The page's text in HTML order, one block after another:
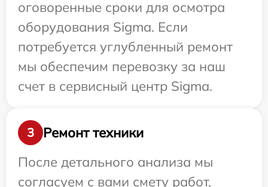
оговоренные сроки для осмотра
оборудования Sigma. Если
потребуется углубленный ремонт
мы обеспечим перевозку за наш
счет в сервисный центр Sigma.
3
Ремонт техники
После детального анализа мы
согласуем с вами смету работ,